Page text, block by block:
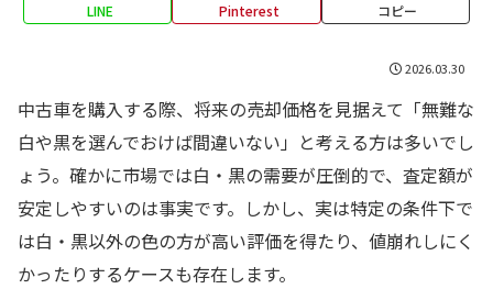
LINE Pinterest コピー
2026.03.30
中古車を購入する際、将来の売却価格を見据えて「無難な
白や黒を選んでおけば間違いない」と考える方は多いでし
ょう。確かに市場では白・黒の需要が圧倒的で、査定額が
安定しやすいのは事実です。しかし、実は特定の条件下で
は白・黒以外の色の方が高い評価を得たり、値崩れしにく
かったりするケースも存在します。